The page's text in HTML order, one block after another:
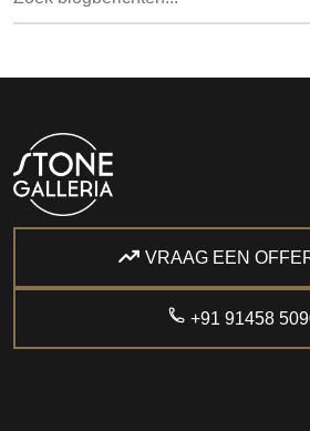
VRAAG EEN
+91 91458